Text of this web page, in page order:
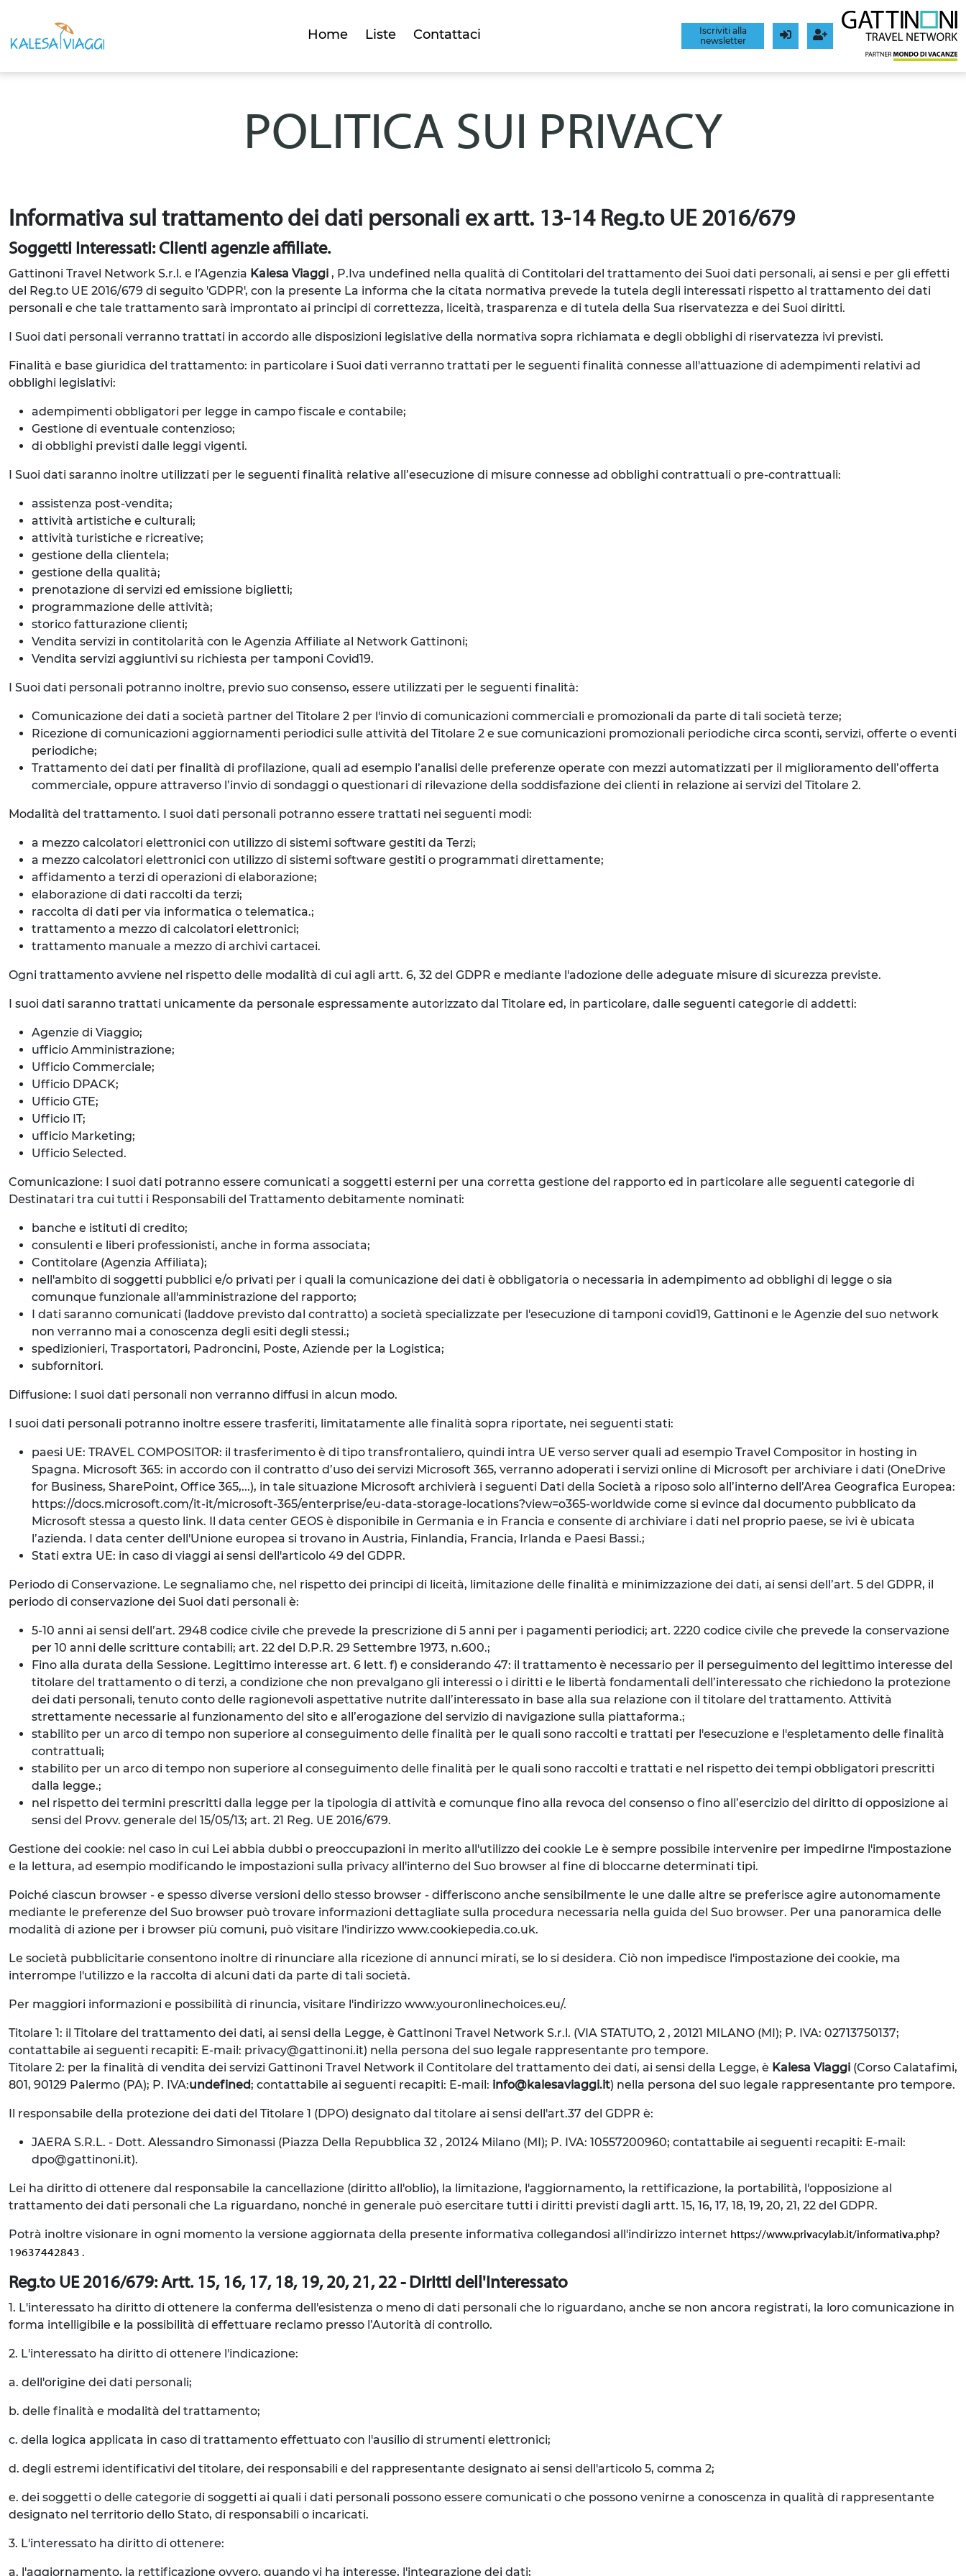
Home Liste Contattaci
Iscriviti alla
newsletter
Registrati
POLITICA SUI PRIVACY
Informativa sul trattamento dei dati personali ex artt. 13-14 Reg.to UE 2016/679
Soggetti Interessati: Clienti agenzie affiliate.
Gattinoni Travel Network S.r.l. e l’Agenzia Kalesa Viaggi , P.Iva undefined nella qualità di Contitolari del trattamento dei Suoi dati personali, ai sensi e per gli effetti
del Reg.to UE 2016/679 di seguito 'GDPR', con la presente La informa che la citata normativa prevede la tutela degli interessati rispetto al trattamento dei dati
personali e che tale trattamento sarà improntato ai principi di correttezza, liceità, trasparenza e di tutela della Sua riservatezza e dei Suoi diritti.
I Suoi dati personali verranno trattati in accordo alle disposizioni legislative della normativa sopra richiamata e degli obblighi di riservatezza ivi previsti.
Finalità e base giuridica del trattamento: in particolare i Suoi dati verranno trattati per le seguenti finalità connesse all'attuazione di adempimenti relativi ad
obblighi legislativi:
adempimenti obbligatori per legge in campo fiscale e contabile;
Gestione di eventuale contenzioso;
di obblighi previsti dalle leggi vigenti.
I Suoi dati saranno inoltre utilizzati per le seguenti finalità relative all’esecuzione di misure connesse ad obblighi contrattuali o pre-contrattuali:
assistenza post-vendita;
attività artistiche e culturali;
attività turistiche e ricreative;
gestione della clientela;
gestione della qualità;
prenotazione di servizi ed emissione biglietti;
programmazione delle attività;
storico fatturazione clienti;
Vendita servizi in contitolarità con le Agenzia Affiliate al Network Gattinoni;
Vendita servizi aggiuntivi su richiesta per tamponi Covid19.
I Suoi dati personali potranno inoltre, previo suo consenso, essere utilizzati per le seguenti finalità:
Comunicazione dei dati a società partner del Titolare 2 per l'invio di comunicazioni commerciali e promozionali da parte di tali società terze;
Ricezione di comunicazioni aggiornamenti periodici sulle attività del Titolare 2 e sue comunicazioni promozionali periodiche circa sconti, servizi, offerte o eventi
periodiche;
Trattamento dei dati per finalità di profilazione, quali ad esempio l’analisi delle preferenze operate con mezzi automatizzati per il miglioramento dell’offerta
commerciale, oppure attraverso l’invio di sondaggi o questionari di rilevazione della soddisfazione dei clienti in relazione ai servizi del Titolare 2.
Modalità del trattamento. I suoi dati personali potranno essere trattati nei seguenti modi:
a mezzo calcolatori elettronici con utilizzo di sistemi software gestiti da Terzi;
a mezzo calcolatori elettronici con utilizzo di sistemi software gestiti o programmati direttamente;
affidamento a terzi di operazioni di elaborazione;
elaborazione di dati raccolti da terzi;
raccolta di dati per via informatica o telematica.;
trattamento a mezzo di calcolatori elettronici;
trattamento manuale a mezzo di archivi cartacei.
Ogni trattamento avviene nel rispetto delle modalità di cui agli artt. 6, 32 del GDPR e mediante l'adozione delle adeguate misure di sicurezza previste.
I suoi dati saranno trattati unicamente da personale espressamente autorizzato dal Titolare ed, in particolare, dalle seguenti categorie di addetti:
Agenzie di Viaggio;
ufficio Amministrazione;
Ufficio Commerciale;
Ufficio DPACK;
Ufficio GTE;
Ufficio IT;
ufficio Marketing;
Ufficio Selected.
Comunicazione: I suoi dati potranno essere comunicati a soggetti esterni per una corretta gestione del rapporto ed in particolare alle seguenti categorie di
Destinatari tra cui tutti i Responsabili del Trattamento debitamente nominati:
banche e istituti di credito;
consulenti e liberi professionisti, anche in forma associata;
Contitolare (Agenzia Affiliata);
nell'ambito di soggetti pubblici e/o privati per i quali la comunicazione dei dati è obbligatoria o necessaria in adempimento ad obblighi di legge o sia
comunque funzionale all'amministrazione del rapporto;
I dati saranno comunicati (laddove previsto dal contratto) a società specializzate per l'esecuzione di tamponi covid19, Gattinoni e le Agenzie del suo network
non verranno mai a conoscenza degli esiti degli stessi.;
spedizionieri, Trasportatori, Padroncini, Poste, Aziende per la Logistica;
subfornitori.
Diffusione: I suoi dati personali non verranno diffusi in alcun modo.
I suoi dati personali potranno inoltre essere trasferiti, limitatamente alle finalità sopra riportate, nei seguenti stati:
paesi UE: TRAVEL COMPOSITOR: il trasferimento è di tipo transfrontaliero, quindi intra UE verso server quali ad esempio Travel Compositor in hosting in
Spagna. Microsoft 365: in accordo con il contratto d’uso dei servizi Microsoft 365, verranno adoperati i servizi online di Microsoft per archiviare i dati (OneDrive
for Business, SharePoint, Office 365,...), in tale situazione Microsoft archivierà i seguenti Dati della Società a riposo solo all’interno dell’Area Geografica Europea:
https://docs.microsoft.com/it-it/microsoft-365/enterprise/eu-data-storage-locations?view=o365-worldwide come si evince dal documento pubblicato da
Microsoft stessa a questo link. Il data center GEOS è disponibile in Germania e in Francia e consente di archiviare i dati nel proprio paese, se ivi è ubicata
l’azienda. I data center dell'Unione europea si trovano in Austria, Finlandia, Francia, Irlanda e Paesi Bassi.;
Stati extra UE: in caso di viaggi ai sensi dell'articolo 49 del GDPR.
Periodo di Conservazione. Le segnaliamo che, nel rispetto dei principi di liceità, limitazione delle finalità e minimizzazione dei dati, ai sensi dell’art. 5 del GDPR, il
periodo di conservazione dei Suoi dati personali è:
5-10 anni ai sensi dell’art. 2948 codice civile che prevede la prescrizione di 5 anni per i pagamenti periodici; art. 2220 codice civile che prevede la conservazione
per 10 anni delle scritture contabili; art. 22 del D.P.R. 29 Settembre 1973, n.600.;
Fino alla durata della Sessione. Legittimo interesse art. 6 lett. f) e considerando 47: il trattamento è necessario per il perseguimento del legittimo interesse del
titolare del trattamento o di terzi, a condizione che non prevalgano gli interessi o i diritti e le libertà fondamentali dell’interessato che richiedono la protezione
dei dati personali, tenuto conto delle ragionevoli aspettative nutrite dall’interessato in base alla sua relazione con il titolare del trattamento. Attività
strettamente necessarie al funzionamento del sito e all’erogazione del servizio di navigazione sulla piattaforma.;
stabilito per un arco di tempo non superiore al conseguimento delle finalità per le quali sono raccolti e trattati per l'esecuzione e l'espletamento delle finalità
contrattuali;
stabilito per un arco di tempo non superiore al conseguimento delle finalità per le quali sono raccolti e trattati e nel rispetto dei tempi obbligatori prescritti
dalla legge.;
nel rispetto dei termini prescritti dalla legge per la tipologia di attività e comunque fino alla revoca del consenso o fino all’esercizio del diritto di opposizione ai
sensi del Provv. generale del 15/05/13; art. 21 Reg. UE 2016/679.
Gestione dei cookie: nel caso in cui Lei abbia dubbi o preoccupazioni in merito all'utilizzo dei cookie Le è sempre possibile intervenire per impedirne l'impostazione
e la lettura, ad esempio modificando le impostazioni sulla privacy all'interno del Suo browser al fine di bloccarne determinati tipi.
Poiché ciascun browser - e spesso diverse versioni dello stesso browser - differiscono anche sensibilmente le une dalle altre se preferisce agire autonomamente
mediante le preferenze del Suo browser può trovare informazioni dettagliate sulla procedura necessaria nella guida del Suo browser. Per una panoramica delle
modalità di azione per i browser più comuni, può visitare l'indirizzo www.cookiepedia.co.uk.
Le società pubblicitarie consentono inoltre di rinunciare alla ricezione di annunci mirati, se lo si desidera. Ciò non impedisce l'impostazione dei cookie, ma
interrompe l'utilizzo e la raccolta di alcuni dati da parte di tali società.
Per maggiori informazioni e possibilità di rinuncia, visitare l'indirizzo www.youronlinechoices.eu/.
Titolare 1: il Titolare del trattamento dei dati, ai sensi della Legge, è Gattinoni Travel Network S.r.l. (VIA STATUTO, 2 , 20121 MILANO (MI); P. IVA: 02713750137;
contattabile ai seguenti recapiti: E-mail: privacy@gattinoni.it) nella persona del suo legale rappresentante pro tempore.
Titolare 2: per la finalità di vendita dei servizi Gattinoni Travel Network il Contitolare del trattamento dei dati, ai sensi della Legge, è Kalesa Viaggi (Corso Calatafimi,
801, 90129 Palermo (PA); P. IVA:undefined; contattabile ai seguenti recapiti: E-mail: info@kalesaviaggi.it) nella persona del suo legale rappresentante pro tempore.
Il responsabile della protezione dei dati del Titolare 1 (DPO) designato dal titolare ai sensi dell'art.37 del GDPR è:
JAERA S.R.L. - Dott. Alessandro Simonassi (Piazza Della Repubblica 32 , 20124 Milano (MI); P. IVA: 10557200960; contattabile ai seguenti recapiti: E-mail:
dpo@gattinoni.it).
Lei ha diritto di ottenere dal responsabile la cancellazione (diritto all'oblio), la limitazione, l'aggiornamento, la rettificazione, la portabilità, l'opposizione al
trattamento dei dati personali che La riguardano, nonché in generale può esercitare tutti i diritti previsti dagli artt. 15, 16, 17, 18, 19, 20, 21, 22 del GDPR.
Potrà inoltre visionare in ogni momento la versione aggiornata della presente informativa collegandosi all'indirizzo internet https://www.privacylab.it/informativa.php?
19637442843 .
Reg.to UE 2016/679: Artt. 15, 16, 17, 18, 19, 20, 21, 22 - Diritti dell'Interessato
1. L'interessato ha diritto di ottenere la conferma dell'esistenza o meno di dati personali che lo riguardano, anche se non ancora registrati, la loro comunicazione in
forma intelligibile e la possibilità di effettuare reclamo presso l’Autorità di controllo.
2. L'interessato ha diritto di ottenere l'indicazione:
a. dell'origine dei dati personali;
b. delle finalità e modalità del trattamento;
c. della logica applicata in caso di trattamento effettuato con l'ausilio di strumenti elettronici;
d. degli estremi identificativi del titolare, dei responsabili e del rappresentante designato ai sensi dell'articolo 5, comma 2;
e. dei soggetti o delle categorie di soggetti ai quali i dati personali possono essere comunicati o che possono venirne a conoscenza in qualità di rappresentante
designato nel territorio dello Stato, di responsabili o incaricati.
3. L'interessato ha diritto di ottenere:
a. l'aggiornamento, la rettificazione ovvero, quando vi ha interesse, l'integrazione dei dati;